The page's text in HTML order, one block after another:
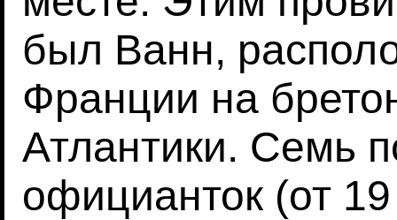
был Ванн,
Франции на
Атлантики. Семь
официанток (от